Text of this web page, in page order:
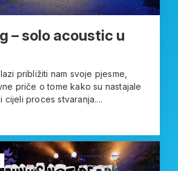
– solo acoustic u
približiti nam svoje pjesme,
priče o tome kako su nastajale
cijeli proces stvaranja....